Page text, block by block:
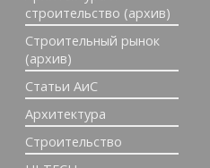
строительство (архив)
Строительный рынок
(архив)
Статьи АиС
Архитектура
Строительство